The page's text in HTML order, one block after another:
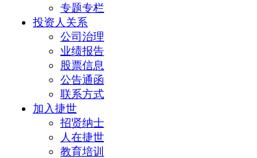
专题专栏
投资人关系
公司治理
业绩报告
股票信息
公告通函
联系方式
加入捷世
招贤纳士
人在捷世
教育培训